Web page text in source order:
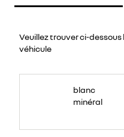
Veuillez trouver ci-dessous
véhicule
blanc
minéral